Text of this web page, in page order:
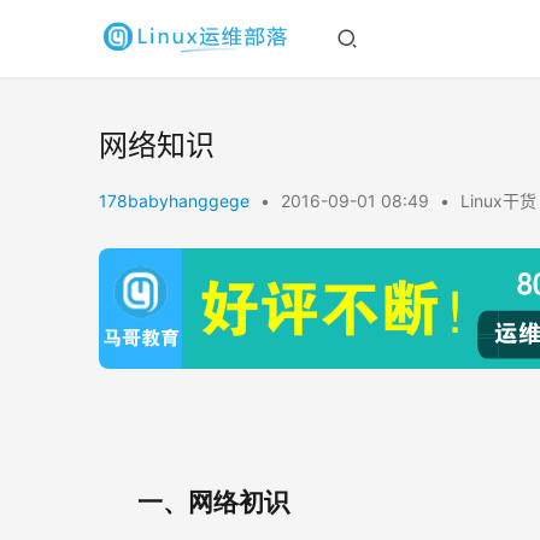
网络知识
178babyhanggege • 2016-09-01 08:49 • Linux干货
一、 网络初识